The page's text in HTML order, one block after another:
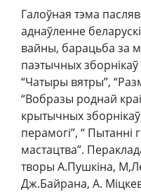
Галоўная тэма
аднаўленне
вайны, барацьба за
паэтычных
“Чатыры вятры”,
“Вобразы роднай
крытычных
перамогі”, “ Пытанні
мастацтва”.
творы А.Пушкіна,
Дж.Байрана, А.